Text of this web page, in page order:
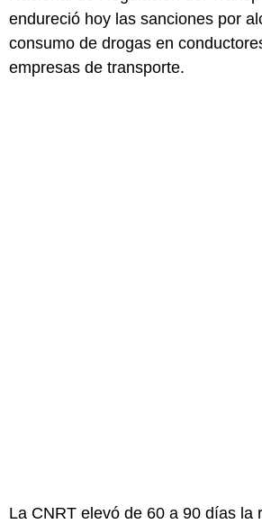
endureció hoy las sanciones por
consumo de drogas en
empresas de transporte.
La CNRT elevó de 60 a 90 días la